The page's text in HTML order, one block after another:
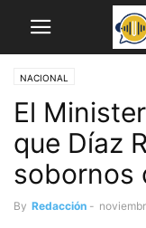
NACIONAL
El
que Díaz
sobornos
By Redacción -